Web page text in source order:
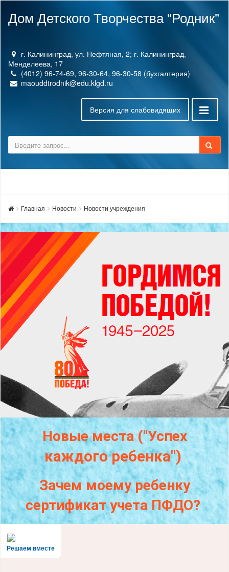
Дом Детского Творчества "Родник"
г. Калининград, ул. Нефтяная, 2; г. Калининград,
Менделеева, 17
(4012) 96-74-69, 96-30-64, 96-30-58 (бухгалтерия)
maouddtrodnik@edu.klgd.ru
Версия для слабовидящих
Главная Новости Новости учреждения
Новые места ("Успех
каждогоребенка")
Зачем моему ребенку
сертификат учета ПФДО?
Решаем вместе